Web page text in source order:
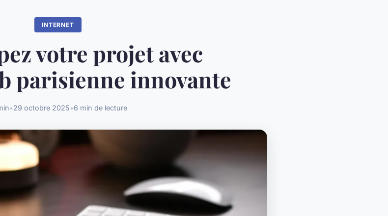
INTERNET
votre projet avec
parisienne innovante
•29 octobre 2025•6 min de lecture